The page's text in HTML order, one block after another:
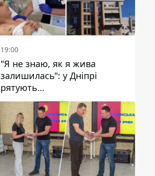
19:00
"Я не знаю, як я жива
залишилась": у Дніпрі
рятують
військовослужбовицю та
мати чотирьох дітей, яку
поранив КАБ